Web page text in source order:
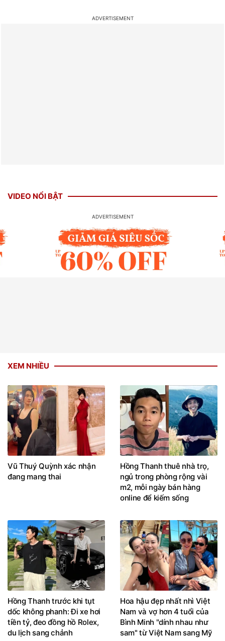
VIDEO NỔI BẬT
XEM NHIỀU
Vũ Thuý Quỳnh xác nhận
đang mang thai
Hồng Thanh thuê nhà trọ,
ngủ trong phòng rộng vài
m2, mỗi ngày bán hàng
online để kiếm sống
Hồng Thanh trước khi tụt
dốc không phanh: Đi xe hơi
tiền tỷ, đeo đồng hồ Rolex,
du lịch sang chảnh
Hoa hậu đẹp nhất nhì Việt
Nam và vợ hơn 4 tuổi của
Bình Minh "dính nhau như
sam" từ Việt Nam sang Mỹ